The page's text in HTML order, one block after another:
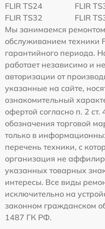
FLIR TS24
FLIR
FLIR TS32
FLIR
Мы занимаемся
обслуживанием техники
гарантийного периода.
работает независимо и
авторизации от
указанные на сайте,
ознакомительный
офертой согласно п. 2
обозначения торговой
только в
перечень техники, с
организация не
указанных товарных
интересы. Все виды
исключительно на
законном гражданском
1487 ГК РФ.